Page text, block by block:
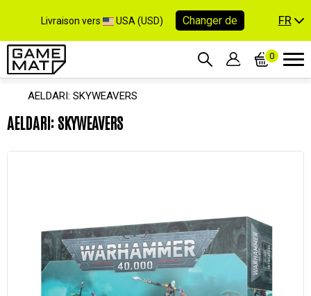
Livraison vers USA (USD) Changer de FR
0
AELDARI: SKYWEAVERS
AELDARI: SKYWEAVERS